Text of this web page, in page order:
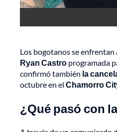
Los bogotanos se enfrentan
Ryan Castro programada
confirmó también la
octubre en el Chamorro
¿Qué pasó con